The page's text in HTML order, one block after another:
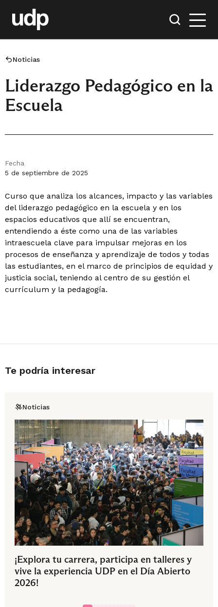
Noticias
Liderazgo Pedagógico en la
Escuela
Fecha
5 de septiembre de 2025
Curso que analiza los alcances, impacto y las variables
del liderazgo pedagógico en la escuela y en los
espacios educativos que allí se encuentran,
entendiendo a éste como una de las variables
intraescuela clave para impulsar mejoras en los
procesos de enseñanza y aprendizaje de todos y todas
las estudiantes, en el marco de principios de equidad y
justicia social, teniendo al centro de su gestión el
currículum y la pedagogía.
Te podría interesar
Noticias
¡Explora tu carrera, participa en talleres y
vive la experiencia UDP en el Día Abierto
2026!